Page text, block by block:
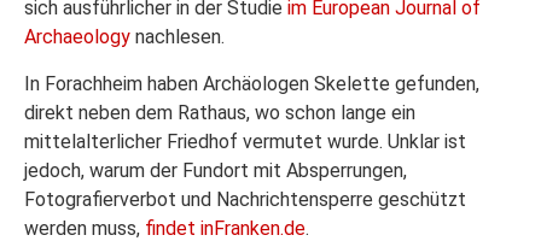
sich ausführlicher in der Studie im European Journal of
Archaeology nachlesen.
In Forachheim haben Archäologen Skelette gefunden,
direkt neben dem Rathaus, wo schon lange ein
mittelalterlicher Friedhof vermutet wurde. Unklar ist
jedoch, warum der Fundort mit Absperrungen,
Fotografierverbot und Nachrichtensperre geschützt
werden muss, findet inFranken.de.